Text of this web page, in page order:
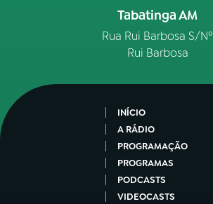
Tabatinga AM
Rua Rui Barbosa S/Nº
Rui Barbosa
INÍCIO
A RÁDIO
PROGRAMAÇÃO
PROGRAMAS
PODCASTS
VIDEOCASTS